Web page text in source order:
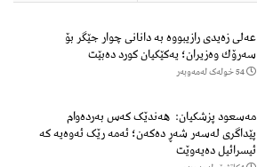
عەلی زەیدی رازیبووە بە دانانی چوار جێگر بۆ
سەرۆك وەزیران؛ یەكێكیان كورد دەبێت
54 خولەک لەمەوبەر
مەسعود پزشكیان: هەندێک کەس بەردەوام
پێداگری لەسەر شەڕ دەكەن؛ ئەمە رێک ئەوەیە کە
ئیسرائیل دەیەوێت